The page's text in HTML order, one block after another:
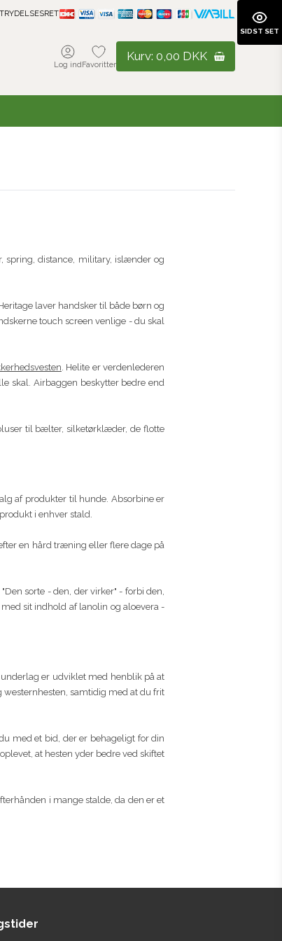
Log indFavoritter
Kurv: 0,00 DKK
distance, military, islænder og
laver handsker til både børn og
touch screen venlige - du skal
. Helite er verdenlederen
skal. Airbaggen beskytter bedre end
til bælter, silketørklæder, de flotte
af produkter til hunde. Absorbine er
i enhver stald.
en hård træning eller flere dage på
sorte - den, der virker" - forbi den,
sit indhold af lanolin og aloevera -
underlag er udviklet med henblik på at
westernhesten, samtidig med at du frit
med et bid, der er behageligt for din
at hesten yder bedre ved skiftet
i mange stalde, da den er et
SIDST SET